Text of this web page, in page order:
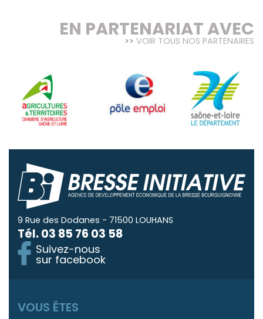
EN PARTENARIAT AVEC
VOIR TOUS NOS PARTENAIRES
9 Rue des Dodanes - 71500 LOUHANS
Tél.03 85 76 03 58
Suivez-nous
sur facebook
VOUS ÊTES